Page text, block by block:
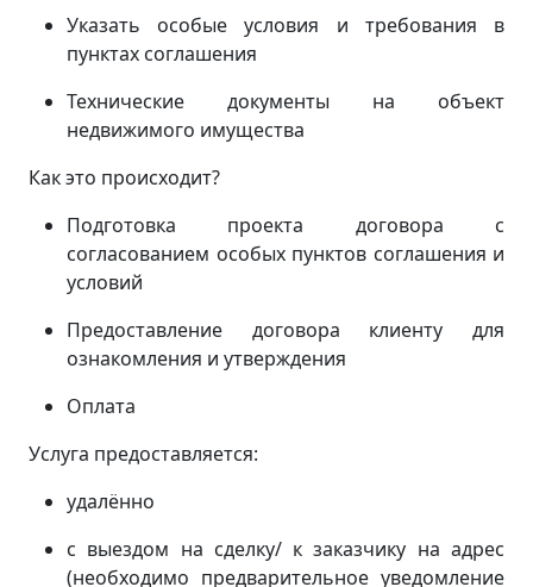
Указать особые условия и требования в
пунктах соглашения
Технические документы на объект
недвижимого имущества
Как это происходит?
Подготовка проекта договора с
согласованием особых пунктов соглашения и
условий
Предоставление договора клиенту для
ознакомления и утверждения
Оплата
Услуга предоставляется:
удалённо
с выездом на сделку/ к заказчику на адрес
(необходимо предварительное уведомление